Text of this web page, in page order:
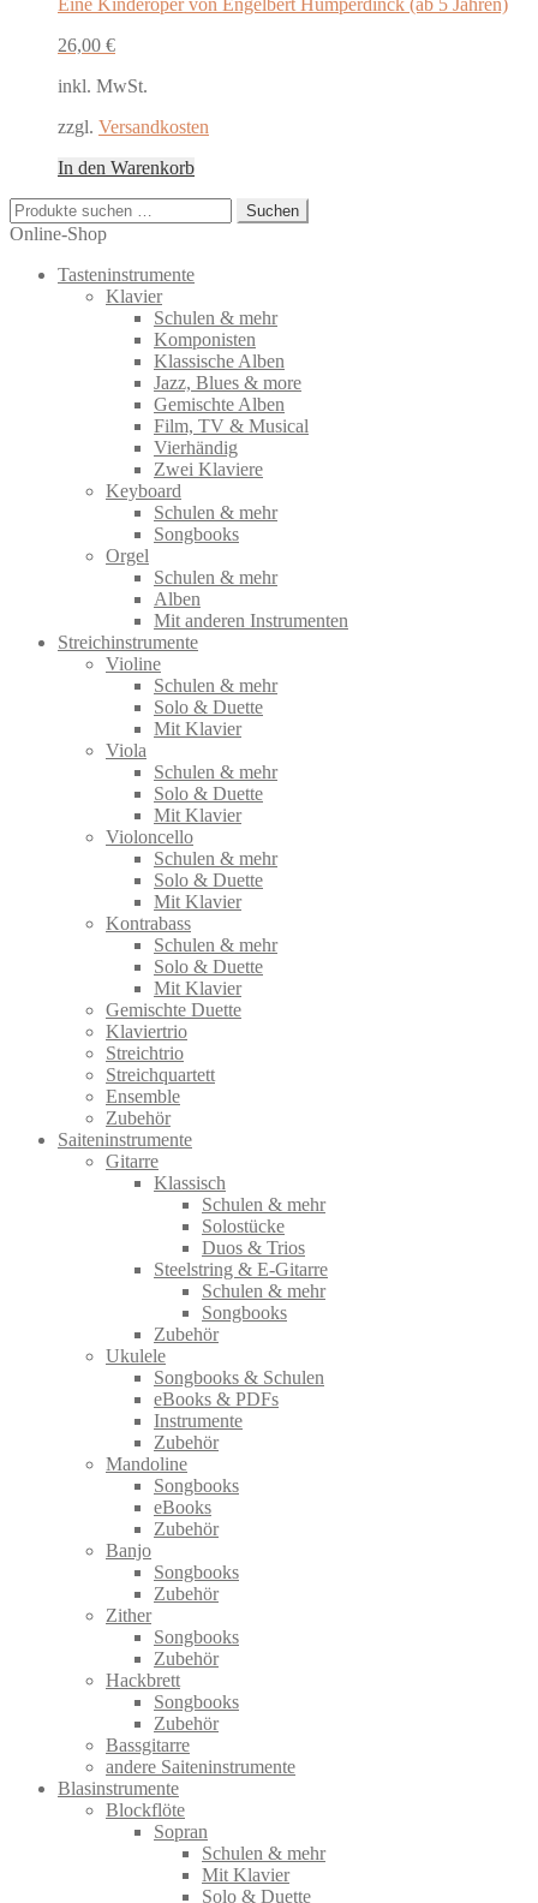
Eine Kinderoper von Engelbert Humperdinck (ab 5 Jahren)
26,00 €
inkl. MwSt.
zzgl. Versandkosten
In den Warenkorb
Suchen
nach:
Suchen
Online-Shop
Tasteninstrumente
Klavier
Schulen & mehr
Komponisten
Klassische Alben
Jazz, Blues & more
Gemischte Alben
Film, TV & Musical
Vierhändig
Zwei Klaviere
Keyboard
Schulen & mehr
Songbooks
Orgel
Schulen & mehr
Alben
Mit anderen Instrumenten
Streichinstrumente
Violine
Schulen & mehr
Solo & Duette
Mit Klavier
Viola
Schulen & mehr
Solo & Duette
Mit Klavier
Violoncello
Schulen & mehr
Solo & Duette
Mit Klavier
Kontrabass
Schulen & mehr
Solo & Duette
Mit Klavier
Gemischte Duette
Klaviertrio
Streichtrio
Streichquartett
Ensemble
Zubehör
Saiteninstrumente
Gitarre
Klassisch
Schulen & mehr
Solostücke
Duos & Trios
Steelstring & E-Gitarre
Schulen & mehr
Songbooks
Zubehör
Ukulele
Songbooks & Schulen
eBooks & PDFs
Instrumente
Zubehör
Mandoline
Songbooks
eBooks
Zubehör
Banjo
Songbooks
Zubehör
Zither
Songbooks
Zubehör
Hackbrett
Songbooks
Zubehör
Bassgitarre
andere Saiteninstrumente
Blasinstrumente
Blockflöte
Sopran
Schulen & mehr
Mit Klavier
Solo & Duette